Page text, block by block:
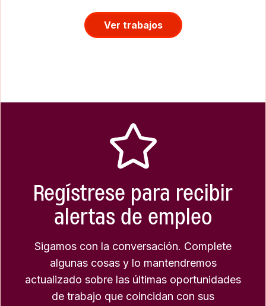
Ver trabajos
Regístrese para recibir
alertas de empleo
Sigamos con la conversación. Complete
algunas cosas y lo mantendremos
actualizado sobre las últimas oportunidades
de trabajo que coincidan con sus